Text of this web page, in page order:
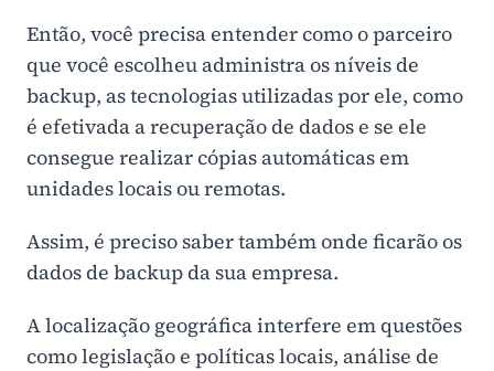
Então, você precisa entender como o parceiro
que você escolheu administra os níveis de
backup, as tecnologias utilizadas por ele, como
é efetivada a recuperação de dados e se ele
consegue realizar cópias automáticas em
unidades locais ou remotas.
Assim, é preciso saber também onde ficarão os
dados de backup da sua empresa.
A localização geográfica interfere em questões
como legislação e políticas locais, análise de